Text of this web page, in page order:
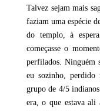
Talvez sejam mais
faziam uma espécie
do templo, à
começasse o
perfilados. Ninguém
eu sozinho,
grupo de 4/5
era, o que estava ali